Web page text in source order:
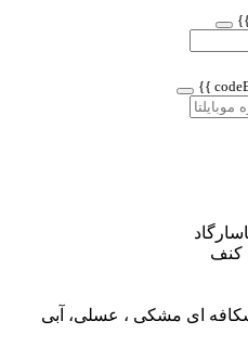
کنف
ای مشکی ، عسلی، آبی